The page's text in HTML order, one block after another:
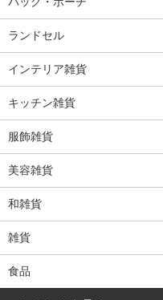
ランドセル
インテリア雑貨
キッチン雑貨
服飾雑貨
美容雑貨
和雑貨
雑貨
食品